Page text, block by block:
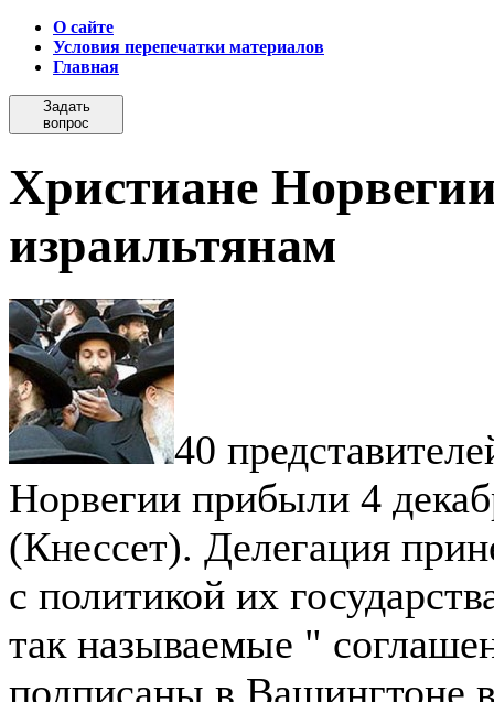
О сайте
Условия перепечатки материалов
Главная
Задать
вопрос
Христиане
израильтянам
40
Норвегии прибыли 4
(Кнессет). Делегация
с политикой их
так называемые "
подписаны в Вашингтоне